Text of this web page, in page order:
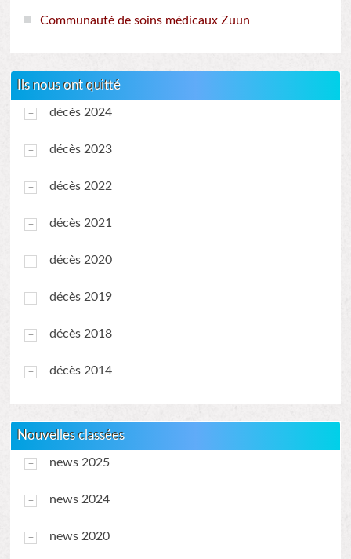
Communauté de soins médicaux Zuun
Ils nous ont quitté
décès 2024
décès 2023
décès 2022
décès 2021
décès 2020
décès 2019
décès 2018
décès 2014
Nouvelles classées
news 2025
news 2024
news 2020